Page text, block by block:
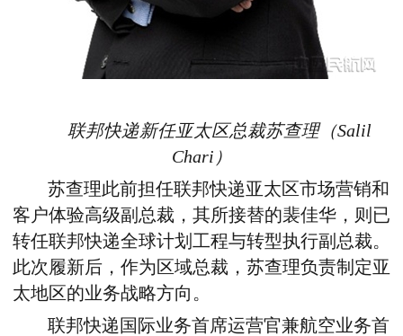
联邦快递新任亚太区总裁苏查理（Salil
Chari）
苏查理此前担任联邦快递亚太区市场营销和
客户体验高级副总裁，其所接替的裴佳华，则已
转任联邦快递全球计划工程与转型执行副总裁。
此次履新后，作为区域总裁，苏查理负责制定亚
太地区的业务战略方向。
联邦快递国际业务首席运营官兼航空业务首